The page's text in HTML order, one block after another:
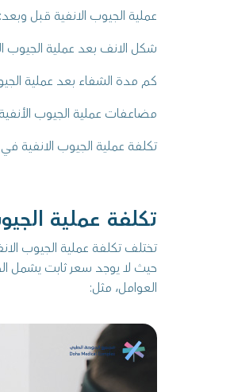
عملية الجيوب الانفية قبل وبعد:
شكل الانف بعد عملية الجيوب
كم مدة الشفاء بعد عملية
مضاعفات عملية الجيوب
تكلفة عملية الجيوب الانفية
تكلفة عملية
تختلف تكلفة عملية الجيوب
حيث لا يوجد سعر ثابت يشمل
العوامل، مثل: